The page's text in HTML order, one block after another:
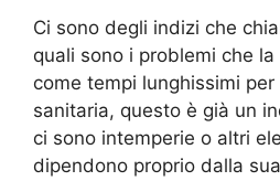
Ci sono degli indizi che
quali sono i problemi che
come tempi lunghissimi per
sanitaria, questo è già un
ci sono intemperie o altri
dipendono proprio dalla